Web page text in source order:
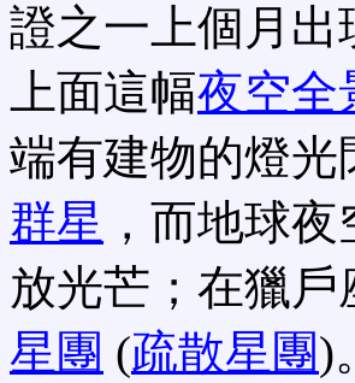
證之一上個月出
上面這幅夜空全
端有建物的燈
群星 ，而地球
放光芒；在獵
星團 (疏散星團)